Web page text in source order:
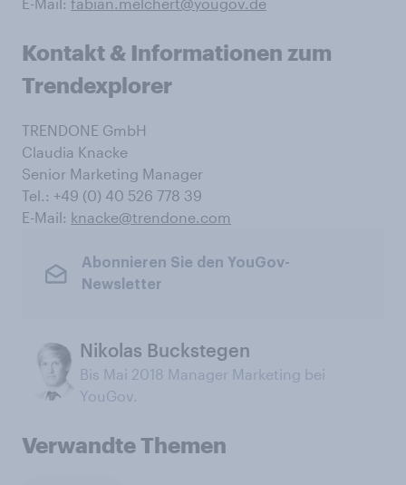
Kontakt & Informationen zum
Trendexplorer
TRENDONE GmbH
Claudia Knacke
Senior Marketing Manager
Tel.: +49 (0) 40 526 778 39
E-Mail: knacke@trendone.com
Abonnieren Sie den YouGov-
Newsletter
Nikolas Buckstegen
Bis Mai 2018 Manager Marketing bei
YouGov.
Verwandte Themen